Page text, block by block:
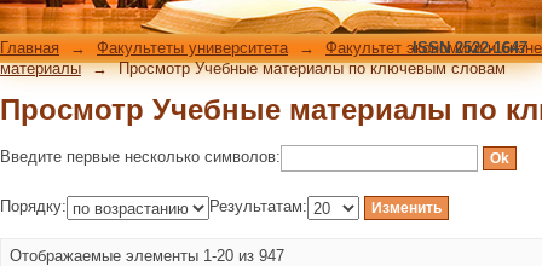
Главная → Факультеты университета →
Факультет экономики и
материалы → Просмотр Учебные материалы по ключевым словам
ISSN 2522-1647
Просмотр Учебные материалы по
Введите первые несколько символов:
Порядку: Результатам:
Отображаемые элементы 1-20 из 947